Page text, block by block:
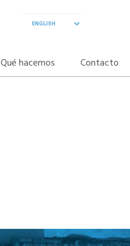
Qué hacemos Contacto